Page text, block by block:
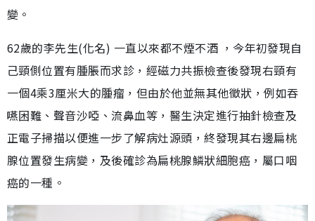
變。
62歲的李先生(化名) 一直以來都不煙不酒 ，今年初發現自
己頸側位置有腫脹而求診，經磁力共振檢查後發現右頸有
一個4乘3厘米大的腫瘤，但由於他並無其他徵狀，例如吞
嚥困難、聲音沙啞、流鼻血等，醫生決定進行抽針檢查及
正電子掃描以便進一步了解病灶源頭，終發現其右邊扁桃
腺位置發生病變，及後確診為扁桃腺鱗狀細胞癌，屬口咽
癌的一種。